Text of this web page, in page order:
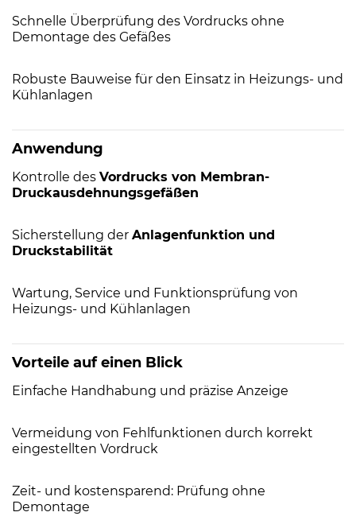
Schnelle Überprüfung des Vordrucks ohne
Demontage des Gefäßes
Robuste Bauweise für den Einsatz in Heizungs- und
Kühlanlagen
Anwendung
Kontrolle des Vordrucks von Membran-
Druckausdehnungsgefäßen
Sicherstellung der Anlagenfunktion und
Druckstabilität
Wartung, Service und Funktionsprüfung von
Heizungs- und Kühlanlagen
Vorteile auf einen Blick
Einfache Handhabung und präzise Anzeige
Vermeidung von Fehlfunktionen durch korrekt
eingestellten Vordruck
Zeit- und kostensparend: Prüfung ohne
Demontage